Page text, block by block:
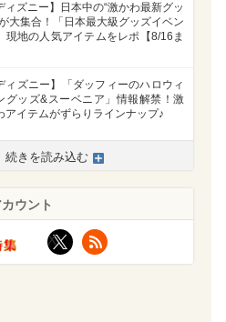
ィズニー】日本中の“激かわ最新グッ
大集合！「日本最大級グッズイベン
現地の人気アイテムをレポ【8/16ま
ィズニー】「ダッフィーのハロウィ
グッズ&スーベニア」情報解禁！激
アイテムがずらりラインナップ♪
続きを読み込む
ウント
X